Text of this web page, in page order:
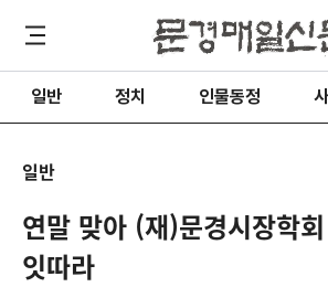
일반 정치 인물동정
일반
연말 맞아 (재)문경시장학
잇따라